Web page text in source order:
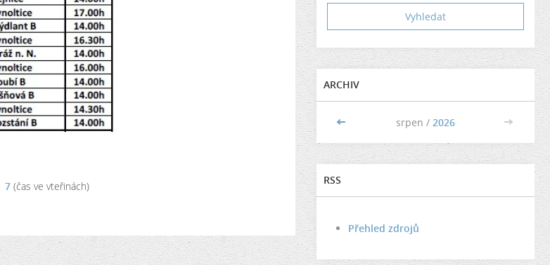
7(čas ve vteřinách)
ARCHIV
<< srpen / 2026 >>
RSS
Přehled zdrojů